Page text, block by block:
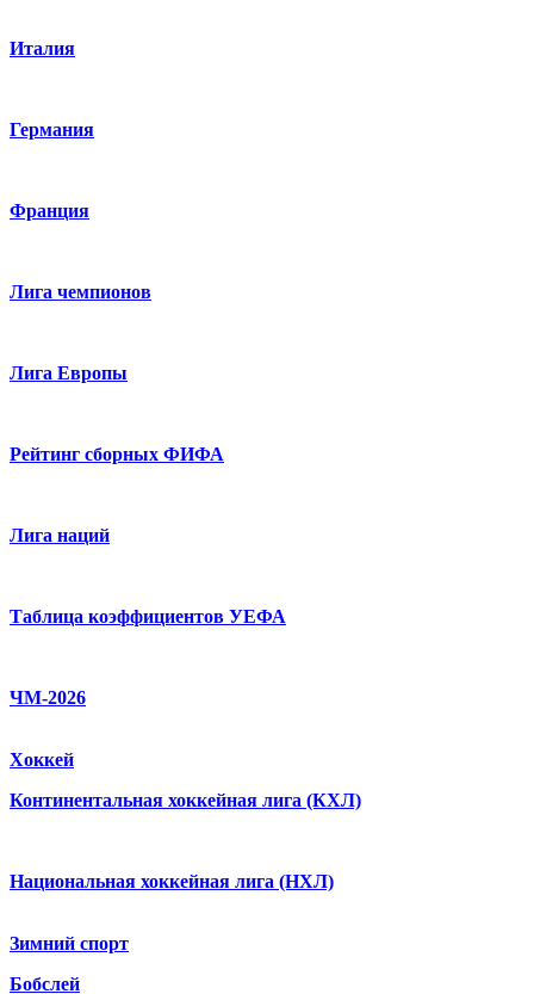
Италия
Германия
Франция
Лига чемпионов
Лига Европы
Рейтинг сборных ФИФА
Лига наций
Таблица коэффициентов УЕФА
ЧМ-2026
Хоккей
Континентальная хоккейная лига (КХЛ)
Национальная хоккейная лига (НХЛ)
Зимний спорт
Бобслей